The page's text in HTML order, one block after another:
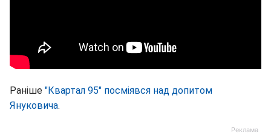
Раніше "Квартал 95" посміявся над допитом
Януковича.